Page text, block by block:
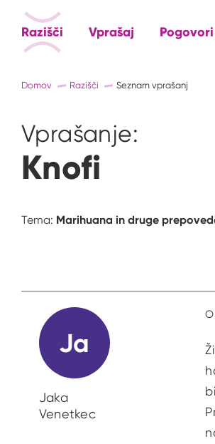
Razišči Vprašaj
Domov Razišči Seznam vprašanj
Vprašanje:
Knofi
Tema: Marihuana in druge
Ja
Jaka
Venetkec